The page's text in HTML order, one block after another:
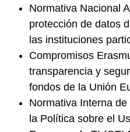
Normativa Nacional
protección de datos
las instituciones
Compromisos
transparencia y
fondos de la Unión
Normativa Interna
la Política sobre el